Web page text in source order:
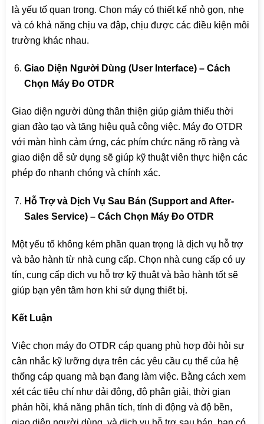
là yếu tố quan trọng. Chọn máy có thiết kế nhỏ gọn, nhẹ
và có khả năng chịu va đập, chịu được các điều kiện môi
trường khác nhau.
Giao Diện Người Dùng (User Interface) – Cách
Chọn Máy Đo OTDR
Giao diện người dùng thân thiện giúp giảm thiểu thời
gian đào tạo và tăng hiệu quả công việc. Máy đo OTDR
với màn hình cảm ứng, các phím chức năng rõ ràng và
giao diện dễ sử dụng sẽ giúp kỹ thuật viên thực hiện các
phép đo nhanh chóng và chính xác.
Hỗ Trợ và Dịch Vụ Sau Bán (Support and After-
Sales Service) – Cách Chọn Máy Đo OTDR
Một yếu tố không kém phần quan trọng là dịch vụ hỗ trợ
và bảo hành từ nhà cung cấp. Chọn nhà cung cấp có uy
tín, cung cấp dịch vụ hỗ trợ kỹ thuật và bảo hành tốt sẽ
giúp bạn yên tâm hơn khi sử dụng thiết bị.
Kết Luận
Việc chọn máy đo OTDR cáp quang phù hợp đòi hỏi sự
cân nhắc kỹ lưỡng dựa trên các yêu cầu cụ thể của hệ
thống cáp quang mà bạn đang làm việc. Bằng cách xem
xét các tiêu chí như dải động, độ phân giải, thời gian
phản hồi, khả năng phân tích, tính di động và độ bền,